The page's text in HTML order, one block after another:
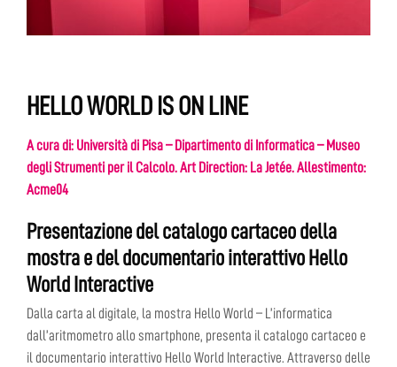
HELLO WORLD IS ON LINE
A cura di: Università di Pisa – Dipartimento di Informatica – Museo
degli Strumenti per il Calcolo. Art Direction: La Jetée. Allestimento:
Acme04
Presentazione del catalogo cartaceo della
mostra e del documentario interattivo Hello
World Interactive
Dalla carta al digitale, la mostra Hello World – L’informatica
dall’aritmometro allo smartphone, presenta il catalogo cartaceo e
il documentario interattivo Hello World Interactive. Attraverso delle